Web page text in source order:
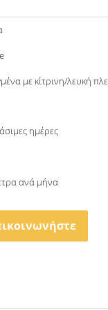
με κίτρινη/λευκή
ημέρες
ανά μήνα